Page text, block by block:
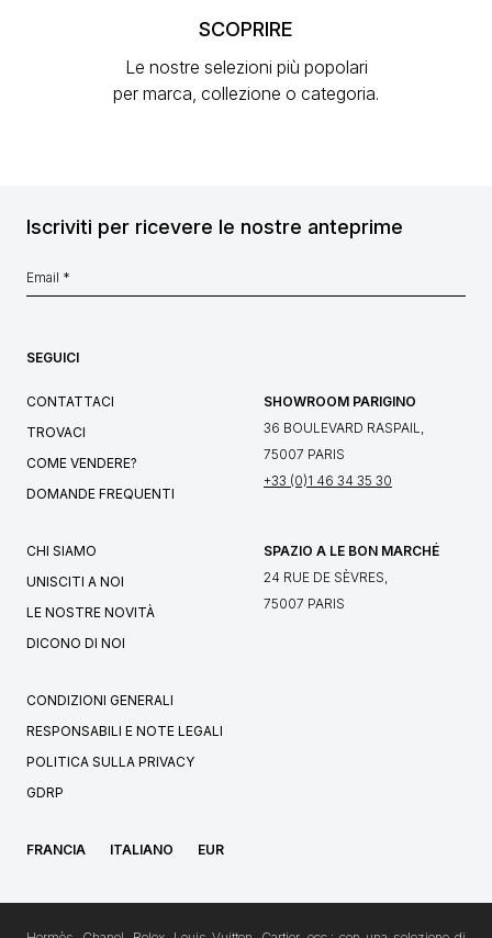
SCOPRIRE
Le nostre selezioni più popolari
per marca, collezione o categoria.
Iscriviti per ricevere le nostre anteprime
SEGUICI
CONTATTACI
TROVACI
COME VENDERE?
DOMANDE FREQUENTI
SHOWROOM PARIGINO
36 BOULEVARD RASPAIL,
75007 PARIS
+33 (0)1 46 34 35 30
CHI SIAMO
UNISCITI A NOI
LE NOSTRE NOVITÀ
DICONO DI NOI
SPAZIO A LE BON MARCHÉ
24 RUE DE SÈVRES,
75007 PARIS
CONDIZIONI GENERALI
RESPONSABILI E NOTE LEGALI
POLITICA SULLA PRIVACY
GDRP
FRANCIA ITALIANO EUR